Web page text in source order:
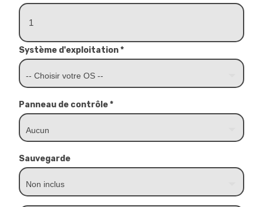
Système d'exploitation *
Panneau de contrôle *
Sauvegarde